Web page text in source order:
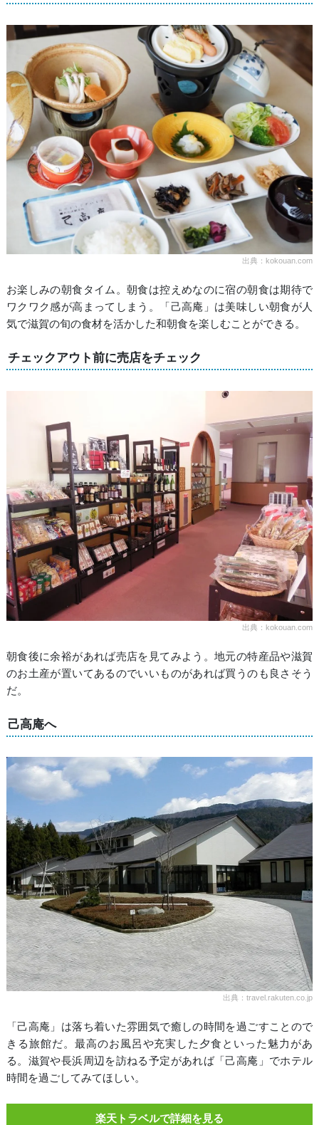
出典：kokouan.com
お楽しみの朝食タイム。朝食は控えめなのに宿の朝食は期待で
ワクワク感が高まってしまう。「己高庵」は美味しい朝食が人
気で滋賀の旬の食材を活かした和朝食を楽しむことができる。
チェックアウト前に売店をチェック
出典：kokouan.com
朝食後に余裕があれば売店を見てみよう。地元の特産品や滋賀
のお土産が置いてあるのでいいものがあれば買うのも良さそう
だ。
己高庵へ
出典：travel.rakuten.co.jp
「己高庵」は落ち着いた雰囲気で癒しの時間を過ごすことので
きる旅館だ。最高のお風呂や充実した夕食といった魅力があ
る。滋賀や長浜周辺を訪ねる予定があれば「己高庵」でホテル
時間を過ごしてみてほしい。
楽天トラベルで詳細を見る